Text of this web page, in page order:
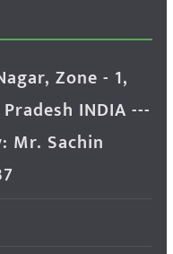
Zone - 1,
INDIA ---
Mr. Sachin